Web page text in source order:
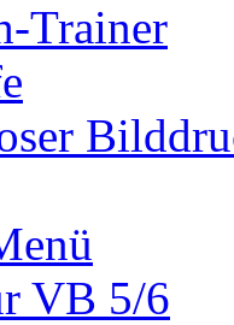
Trainer
VB 5/6